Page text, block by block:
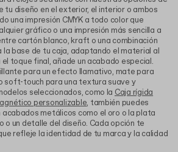
tu diseño en el exterior, el interior o ambos
una impresión CMYK a todo color que
gráfico o una impresión más sencilla a
cartón blanco, kraft o una combinación
la base de tu caja, adaptando el material al
toque final, añade un acabado especial.
para un efecto llamativo, mate para
soft-touch para una textura suave y
seleccionados, como la Caja rígida
personalizable, también puedes
metálicos como el oro o la plata
un detalle del diseño. Cada opción te
refleje la identidad de tu marca y la calidad